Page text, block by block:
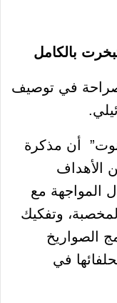
بالكامل
صراحة في توصيف
أن مذكرة
الأهداف
المواجهة مع
وتفكيك
الصواريخ
في